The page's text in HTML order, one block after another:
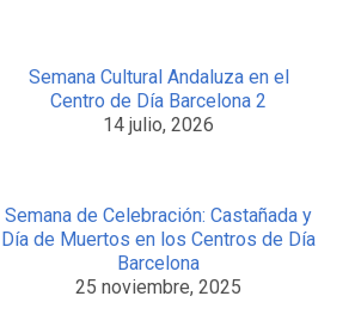
Semana Cultural Andaluza en el
Centro de Día Barcelona 2
14 julio, 2026
Semana de Celebración: Castañada y
Día de Muertos en los Centros de Día
Barcelona
25 noviembre, 2025